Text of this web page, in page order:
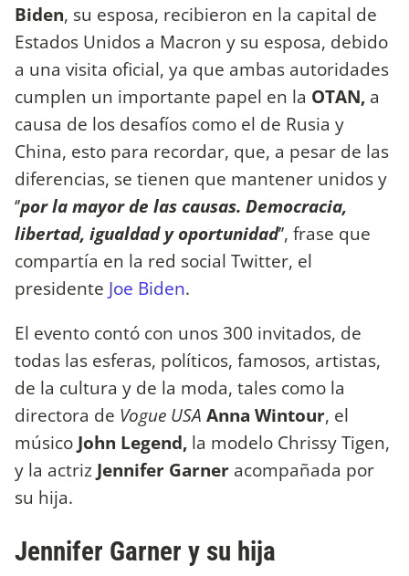
Biden, su esposa, recibieron en la capital de
Estados Unidos a Macron y su esposa, debido
a una visita oficial, ya que ambas autoridades
cumplen un importante papel en la OTAN, a
causa de los desafíos como el de Rusia y
China, esto para recordar, que, a pesar de las
diferencias, se tienen que mantener unidos y
‘’por la mayor de las causas. Democracia,
libertad, igualdad y oportunidad’’, frase que
compartía en la red social Twitter, el
presidente Joe Biden.
El evento contó con unos 300 invitados, de
todas las esferas, políticos, famosos, artistas,
de la cultura y de la moda, tales como la
directora de Vogue USA Anna Wintour, el
músico John Legend, la modelo Chrissy Tigen,
y la actriz Jennifer Garner acompañada por
su hija.
Jennifer Garner y su hija